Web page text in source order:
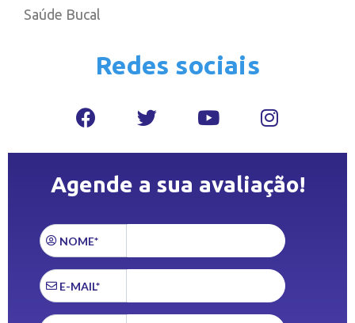
Saúde Bucal
Redes sociais
Agende a sua avaliação!
NOME*
E-MAIL*